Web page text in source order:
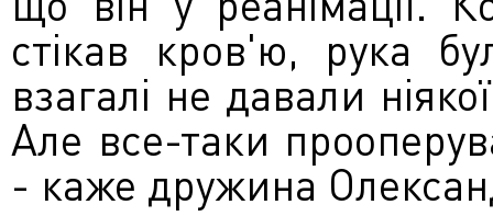
стікав кров'ю, рука
взагалі не давали
Але все-таки
- каже дружина